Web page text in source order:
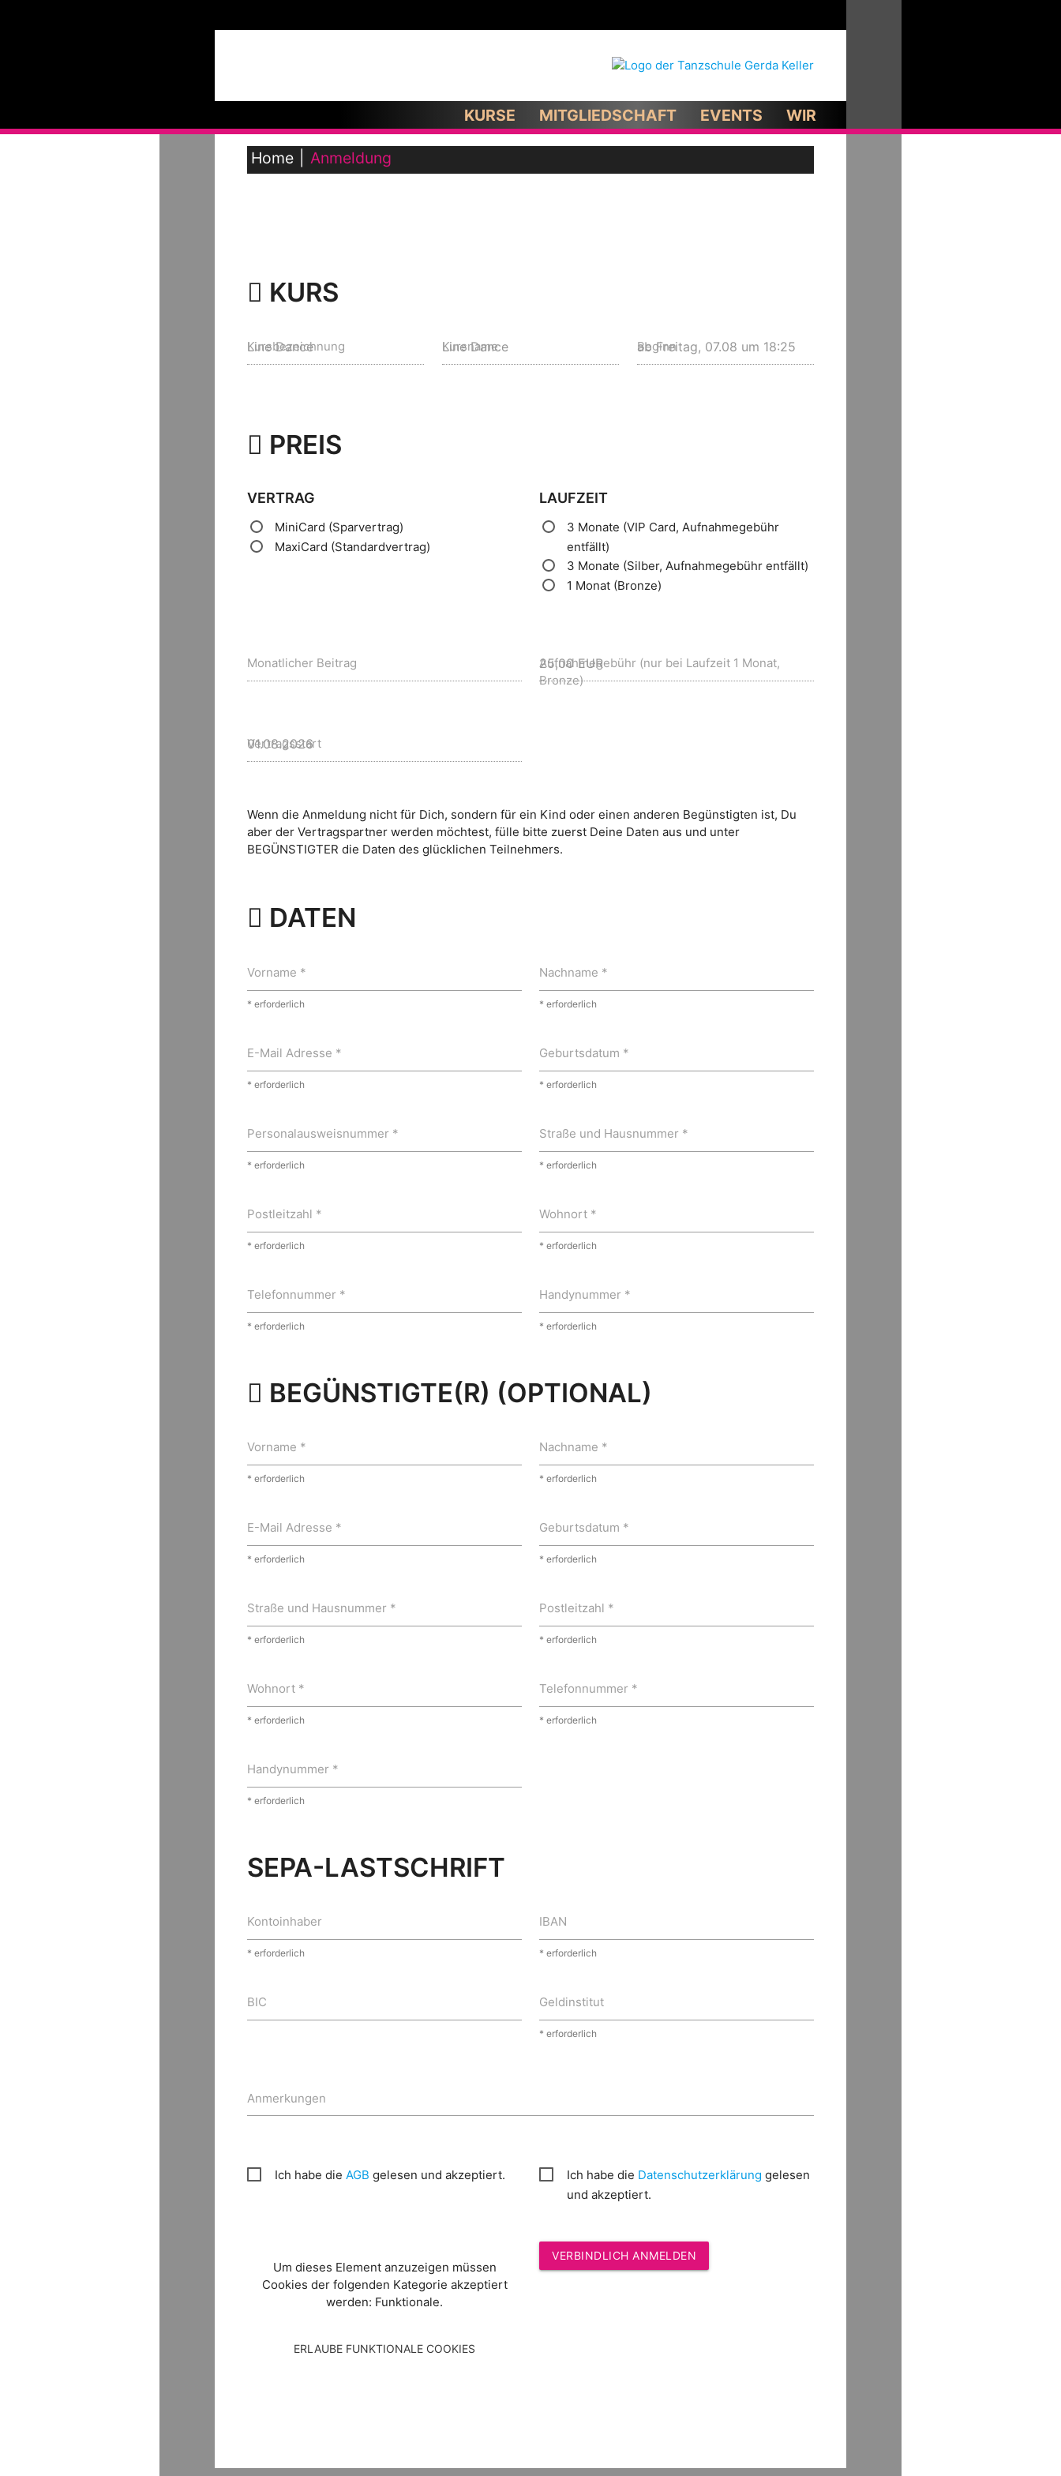
KURSE MITGLIEDSCHAFT EVENTS WIR
Home Anmeldung
KURS
Kursbezeichnung Kursname Beginn
PREIS
VERTRAG
MiniCard (Sparvertrag)
MaxiCard (Standardvertrag)
LAUFZEIT
3 Monate (VIP Card,Aufnahmegebühr
entfällt)
3 Monate (Silber,Aufnahmegebührentfällt)
1 Monat (Bronze)
Monatlicher Beitrag
Aufnahmegebühr (nur bei Laufzeit 1 Monat,
Bronze)
Vertragsstart
Wenn die Anmeldung nicht für Dich, sondern für ein Kind oder einen anderen Begünstigten ist, Du
aber der Vertragspartner werden möchtest, fülle bitte zuerst Deine Daten aus und unter
BEGÜNSTIGTER die Daten des glücklichen Teilnehmers.
DATEN
Vorname *
* erforderlich
Nachname *
* erforderlich
E-Mail Adresse *
* erforderlich
Geburtsdatum *
* erforderlich
Personalausweisnummer *
* erforderlich
Straße und Hausnummer *
* erforderlich
Postleitzahl *
* erforderlich
Wohnort *
* erforderlich
Telefonnummer *
* erforderlich
Handynummer *
* erforderlich
BEGÜNSTIGTE(R) (OPTIONAL)
Vorname *
* erforderlich
Nachname *
* erforderlich
E-Mail Adresse *
* erforderlich
Geburtsdatum *
* erforderlich
Straße und Hausnummer *
* erforderlich
Postleitzahl *
* erforderlich
Wohnort *
* erforderlich
Telefonnummer *
* erforderlich
Handynummer *
* erforderlich
SEPA-LASTSCHRIFT
Kontoinhaber
* erforderlich
IBAN
* erforderlich
BIC Geldinstitut
* erforderlich
Anmerkungen
Ich habe dieAGB gelesen und akzeptiert. Ich habe die Datenschutzerklärung gelesen
und akzeptiert.
Um dieses Element anzuzeigen müssen
Cookies der folgenden Kategorie akzeptiert
werden: Funktionale.
ERLAUBE FUNKTIONALE COOKIES
VERBINDLICH ANMELDEN